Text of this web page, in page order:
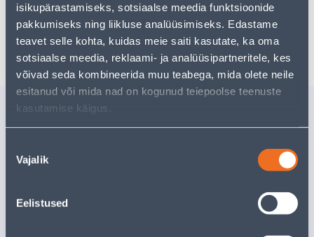
isikupärastamiseks, sotsiaalse meedia funktsioonide
pakkumiseks ning liikluse analüüsimiseks. Edastame
teavet selle kohta, kuidas meie saiti kasutate, ka oma
sotsiaalse meedia, reklaami- ja analüüsipartneritele, kes
võivad seda kombineerida muu teabega, mida olete neile
esitanud või mida nad on kogunud teiepoolse teenuste
kasutamise käigus.
valik
Vajalik
Eelistused
Посылочный автомат от 2,29 € с 2-5 tööpäeva
Забрать в магазине, с 07.08.2026
Похожие продукты
PUIDUPUURIDE
10W/M